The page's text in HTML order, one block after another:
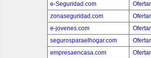
e-Seguridad.com
zonaseguridad.com
e-jovenes.com
segurosparaelhogar.com
empresaencasa.com